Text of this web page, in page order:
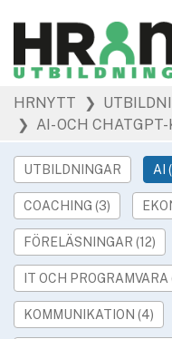
HR
HR-
Event
HRNYTT ❯
❯ AI- OCH CHATGPT-
UTBILDNINGAR AI
COACHING (3)
FÖRELÄSNINGAR (12)
IT OCH PROGRAMVARA
KOMMUNIKATION (4)